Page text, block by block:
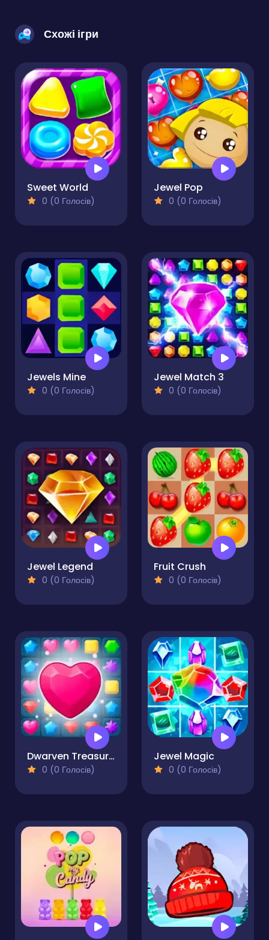
Схожі ігри
Sweet World
0 (0 Голосів)
Jewel Pop
0 (0 Голосів)
Jewels Mine
0 (0 Голосів)
Jewel Match 3
0 (0 Голосів)
Jewel Legend
0 (0 Голосів)
Fruit Crush
0 (0 Голосів)
Dwarven Treasures
0 (0 Голосів)
Jewel Magic
0 (0 Голосів)